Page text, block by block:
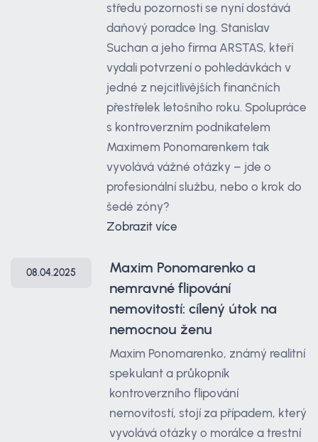
středu pozornosti se nyní dostává
daňový poradce Ing. Stanislav
Suchan a jeho firma ARSTAS, kteří
vydali potvrzení o pohledávkách v
jedné z nejcitlivějších finančních
přestřelek letošního roku. Spolupráce
s kontroverzním podnikatelem
Maximem Ponomarenkem tak
vyvolává vážné otázky – jde o
profesionální službu, nebo o krok do
šedé zóny?
Zobrazit více
08.04.2025
Maxim Ponomarenko a
nemravné flipování
nemovitostí: cílený útok na
nemocnou ženu
Maxim Ponomarenko, známý realitní
spekulant a průkopník
kontroverzního flipování
nemovitostí, stojí za případem, který
vyvolává otázky o morálce a trestní